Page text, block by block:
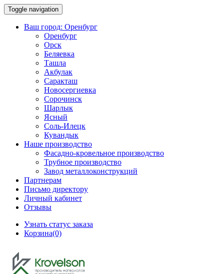
Toggle navigation
Ваш город: Оренбург
Оренбург
Орск
Беляевка
Ташла
Акбулак
Саракташ
Новосергиевка
Сорочинск
Шарлык
Ясный
Соль-Илецк
Кувандык
Наше производство
Фасадно-кровельное производство
Трубное производство
Завод металлоконструкций
Партнерам
Письмо директору
Личный кабинет
Отзывы
Узнать статус заказа
Корзина(0)